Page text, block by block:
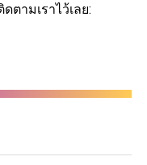
ามเราไว้เลย: